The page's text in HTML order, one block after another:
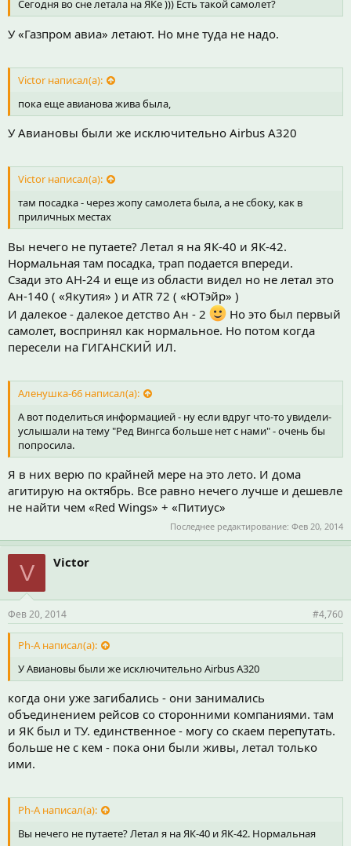
Сегодня во сне летала на ЯКе ))) Есть такой самолет?
У «Газпром авиа» летают. Но мне туда не надо.
Victor написал(а):
пока еще авианова жива была,
У Авиановы были же исключительно Airbus A320
Victor написал(а):
там посадка - через жопу самолета была, а не сбоку, как в
приличных местах
Вы нечего не путаете? Летал я на ЯК-40 и ЯК-42.
Нормальная там посадка, трап подается впереди.
Сзади это АН-24 и еще из области видел но не летал это
Ан-140 ( «Якутия» ) и ATR 72 ( «ЮТэйр» )
И далекое - далекое детство Ан - 2
Но это был первый
самолет, воспринял как нормальное. Но потом когда
пересели на ГИГАНСКИЙ ИЛ.
Аленушка-66 написал(а):
А вот поделиться информацией - ну если вдруг что-то увидели-
услышали на тему "Ред Вингса больше нет с нами" - очень бы
попросила.
Я в них верю по крайней мере на это лето. И дома
агитирую на октябрь. Все равно нечего лучше и дешевле
не найти чем «Red Wings» + «Питиус»
Последнее редактирование: Фев 20, 2014
V Victor
Фев 20, 2014 #4,760
Ph-A написал(а):
У Авиановы были же исключительно Airbus A320
когда они уже загибались - они занимались
объединением рейсов со сторонними компаниями. там
и ЯК был и ТУ. единственное - могу со скаем перепутать.
больше не с кем - пока они были живы, летал только
ими.
Ph-A написал(а):
Вы нечего не путаете? Летал я на ЯК-40 и ЯК-42. Нормальная